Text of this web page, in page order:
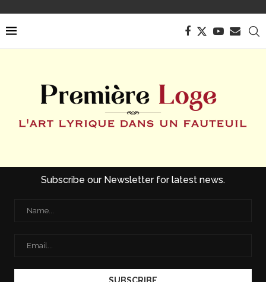
Subscribe our Newsletter for latest news.